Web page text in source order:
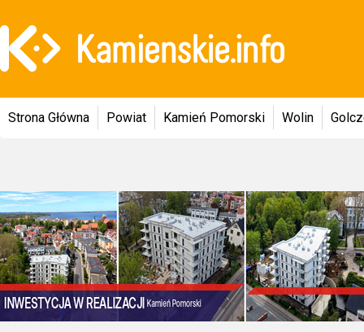
Strona Główna Powiat Kamień Pomorski Wolin